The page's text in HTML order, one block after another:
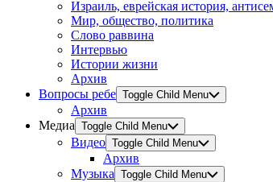
Израиль, еврейская история,
Мир, общество, политика
Слово раввина
Интервью
Истории жизни
Архив
Вопросы ребе Toggle Child Menu
Архив
Медиа Toggle Child Menu
Видео Toggle Child Menu
Архив
Музыка Toggle Child Menu